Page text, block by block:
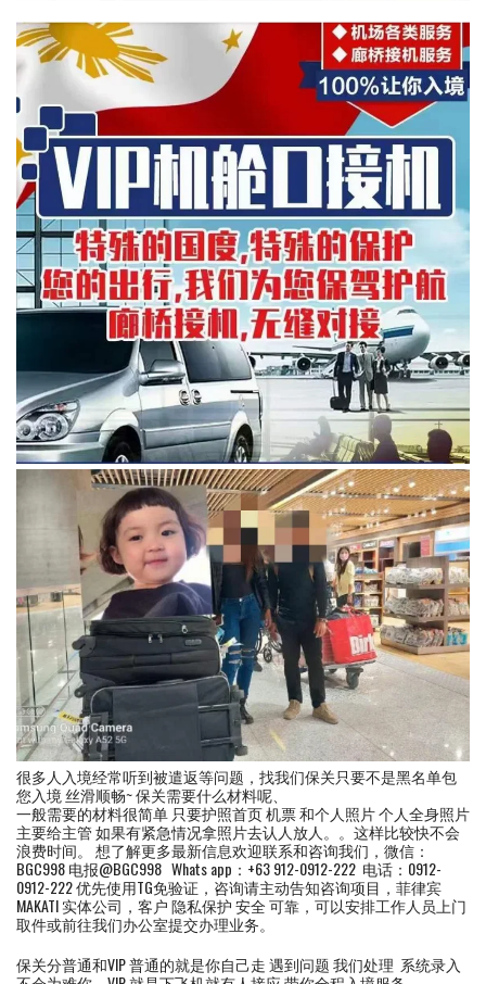
很多人入境经常听到被遣返等问题，找我们保关只要不是黑名单包
您入境 丝滑顺畅~ 保关需要什么材料呢、
一般需要的材料很简单 只要护照首页 机票 和个人照片 个人全身照片
主要给主管 如果有紧急情况拿照片去认人放人。。这样比较快不会
浪费时间。 想了解更多最新信息欢迎联系和咨询我们，微信：
BGC998 电报@BGC998 Whats app：+63 912-0912-222 电话：0912-
0912-222 优先使用TG免验证，咨询请主动告知咨询项目，菲律宾
MAKATI 实体公司，客户 隐私保护 安全 可靠，可以安排工作人员上门
取件或前往我们办公室提交办理业务。
保关分普通和VIP 普通的就是你自己走 遇到问题 我们处理 系统录入